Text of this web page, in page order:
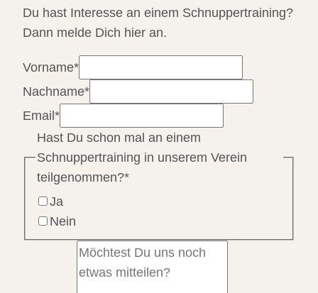
Du hast Interesse an einem Schnuppertraining?
Dann melde Dich hier an.
Vorname*
Nachname*
Email*
Hast Du schon mal an einem
Schnuppertraining in unserem Verein
teilgenommen?*
Ja
Nein